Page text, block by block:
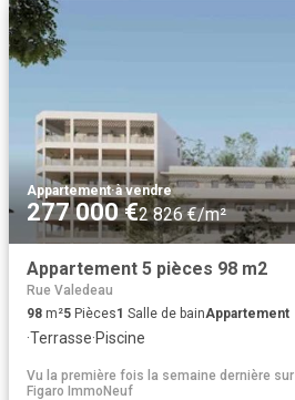
Appartement·à vendre
277 000 €2 826 €/m²
Appartement 5 pièces 98 m2
Rue Valedeau
98 m²5 Pièces1 Salle de bainAppartement
·Terrasse·Piscine
Vu la première fois la semaine dernière sur
Figaro ImmoNeuf